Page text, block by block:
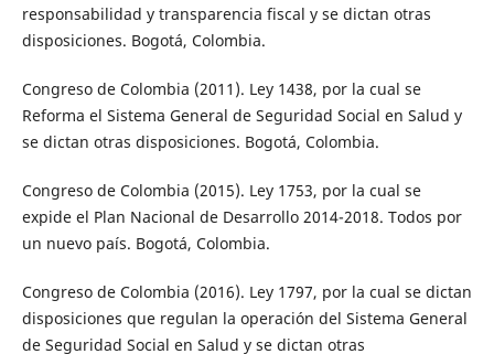
responsabilidad y transparencia fiscal y se dictan otras
disposiciones. Bogotá, Colombia.
Congreso de Colombia (2011). Ley 1438, por la cual se
Reforma el Sistema General de Seguridad Social en Salud y
se dictan otras disposiciones. Bogotá, Colombia.
Congreso de Colombia (2015). Ley 1753, por la cual se
expide el Plan Nacional de Desarrollo 2014-2018. Todos por
un nuevo país. Bogotá, Colombia.
Congreso de Colombia (2016). Ley 1797, por la cual se dictan
disposiciones que regulan la operación del Sistema General
de Seguridad Social en Salud y se dictan otras